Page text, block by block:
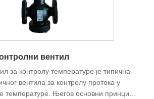
вентил
за контролу температуре је типична
вентила за контролу протока у
температуре. Његов основни принцип